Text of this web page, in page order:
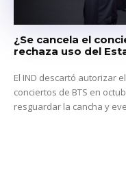
¿Se cancela el
rechaza uso del
El IND descartó autorizar
conciertos de BTS en
resguardar la cancha y